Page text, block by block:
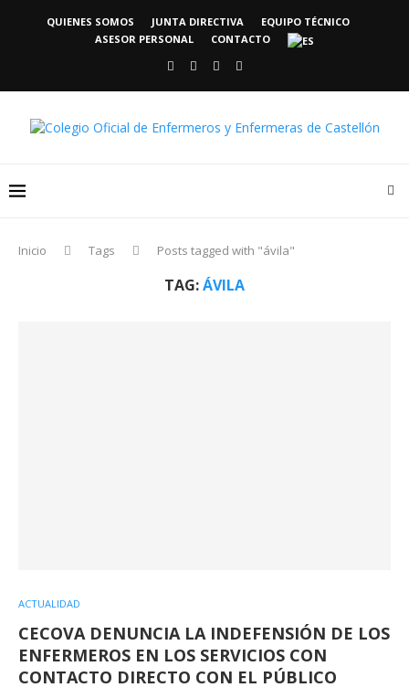
QUIENES SOMOS JUNTA DIRECTIVA
EQUIPO TÉCNICO
ASESOR PERSONAL
CONTACTO
Inicio Tags Posts tagged with "ávila"
TAG:ÁVILA
ACTUALIDAD
CECOVA DENUNCIA LA INDEFENSIÓN DE LOS
ENFERMEROS EN LOS SERVICIOS CON
CONTACTO DIRECTO CON EL PÚBLICO